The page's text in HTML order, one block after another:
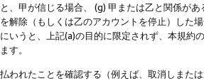
、甲が信じる場合、 (g) 甲または乙と関係が
解除（もしくは乙のアカウントを停止）した
いうと、上記(a)の目的に限定されず、本規
す。
われたことを確認する（例えば、取消しまた